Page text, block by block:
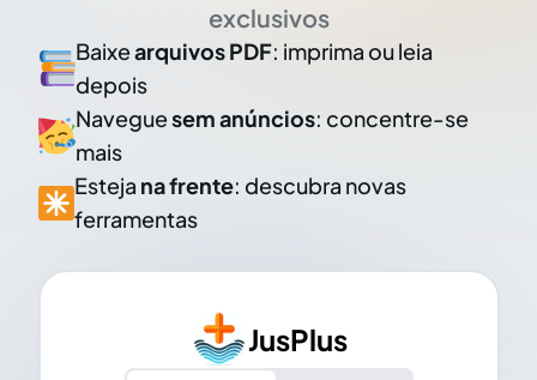
exclusivos
Baixearquivos PDF: imprima ou leia
depois
Naveguesem anúncios: concentre-se
mais
Esteja na frente: descubra novas
ferramentas
JusPlus